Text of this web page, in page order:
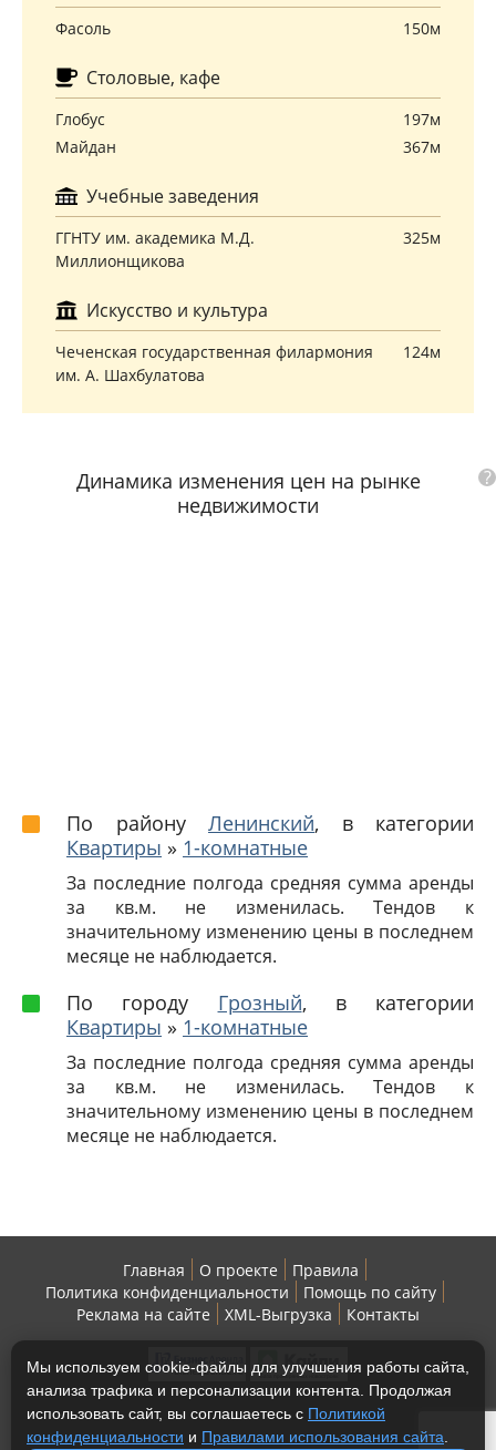
Фасоль 150м
Столовые, кафе
Глобус
197м
Майдан
367м
Учебные заведения
ГГНТУ им. академика М.Д.
Миллионщикова
325м
Искусство и культура
Чеченская государственная филармония
им. А. Шахбулатова
124м
Динамика изменения цен на рынке
недвижимости
?
По району Ленинский, в категории
Квартиры » 1-комнатные
За последние полгода средняя сумма аренды
за кв.м. не изменилась. Тендов к
значительному изменению цены в последнем
месяце не наблюдается.
По городу Грозный, в категории
Квартиры » 1-комнатные
За последние полгода средняя сумма аренды
за кв.м. не изменилась. Тендов к
значительному изменению цены в последнем
месяце не наблюдается.
Главная О проекте
Правила
Политика конфиденциальности
Помощь по сайту
Реклама на сайте
XML-Выгрузка Контакты
Мы используем cookie-файлы для улучшения работы сайта,
анализа трафика и персонализации контента. Продолжая
использовать сайт, вы соглашаетесь с Политикой
конфиденциальности и Правилами использования сайта